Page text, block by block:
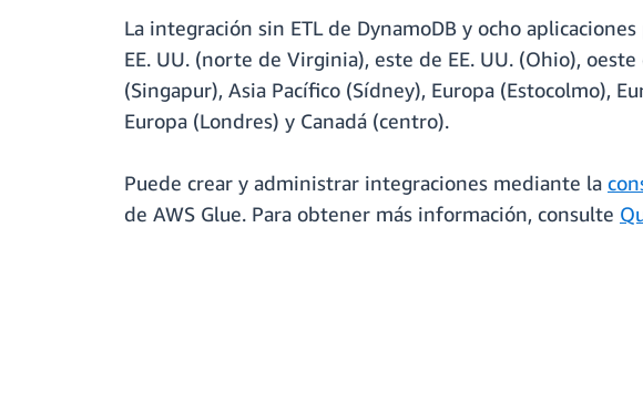
La integración sin ETL de DynamoDB y ocho
EE. UU. (norte de Virginia), este de EE. UU. (Ohio),
(Singapur), Asia Pacífico (Sídney), Europa (Estocolmo),
Europa (Londres) y Canadá (centro).
Puede crear y administrar integraciones mediante la
de AWS Glue. Para obtener más información, consulte